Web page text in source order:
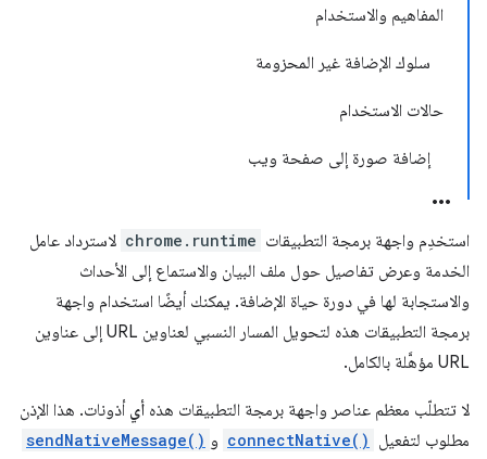
المفاهيم والاستخدام
سلوك الإضافة غير المحزومة
حالات الاستخدام
إضافة صورة إلى صفحة ويب
استخدِم واجهة برمجة التطبيقات chrome.runtime لاسترداد عامل
الخدمة وعرض تفاصيل حول ملف البيان والاستماع إلى الأحداث
والاستجابة لها في دورة حياة الإضافة. يمكنك أيضًا استخدام واجهة
برمجة التطبيقات هذه لتحويل المسار النسبي لعناوين URL إلى عناوين
URL مؤهَّلة بالكامل.
لا تتطلّب معظم عناصر واجهة برمجة التطبيقات هذه أي أذونات. هذا الإذن
مطلوب لتفعيل connectNative() و sendNativeMessage()